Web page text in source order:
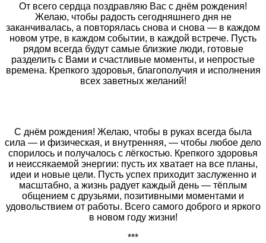
От всего сердца поздравляю Вас с днём рождения!
Желаю, чтобы радость сегодняшнего дня не
заканчивалась, а повторялась снова и снова — в каждом
новом утре, в каждом событии, в каждой встрече. Пусть
рядом всегда будут самые близкие люди, готовые
разделить с Вами и счастливые моменты, и непростые
времена. Крепкого здоровья, благополучия и исполнения
всех заветных желаний!
С днём рождения! Желаю, чтобы в руках всегда была
сила — и физическая, и внутренняя, — чтобы любое дело
спорилось и получалось с лёгкостью. Крепкого здоровья
и неиссякаемой энергии: пусть их хватает на все планы,
идеи и новые цели. Пусть успех приходит заслуженно и
масштабно, а жизнь радует каждый день — тёплым
общением с друзьями, позитивными моментами и
удовольствием от работы. Всего самого доброго и яркого
в новом году жизни!
***